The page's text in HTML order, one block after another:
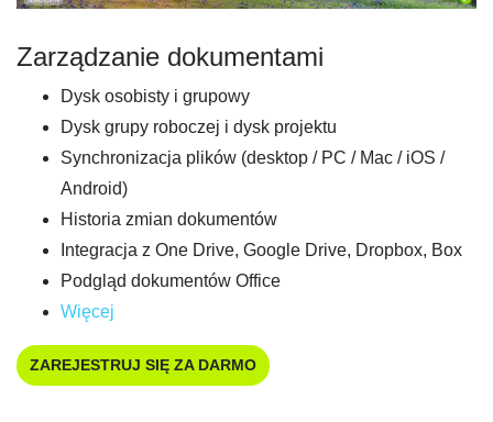
Zarządzanie dokumentami
Dysk osobisty i grupowy
Dysk grupy roboczej i dysk projektu
Synchronizacja plików (desktop / PC / Mac / iOS /
Android)
Historia zmian dokumentów
Integracja z One Drive, Google Drive, Dropbox, Box
Podgląd dokumentów Office
Więcej
ZAREJESTRUJ SIĘ ZA DARMO